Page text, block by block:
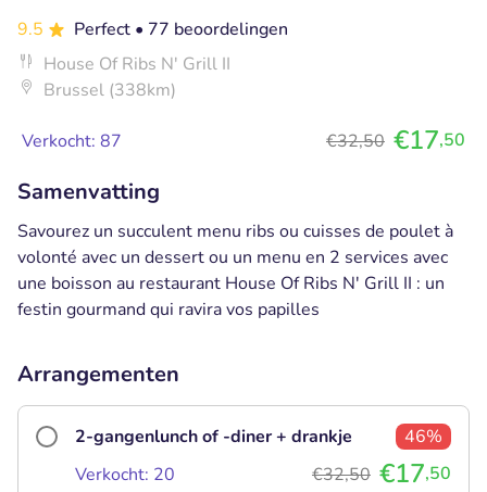
9.5 Perfect • 77 beoordelingen
House Of Ribs N' Grill II
Brussel (338km)
Verkocht: 87 €32,50 €17,50
Samenvatting
Savourez un succulent menu ribs ou cuisses de poulet à
volonté avec un dessert ou un menu en 2 services avec
une boisson au restaurant House Of Ribs N' Grill II : un
festin gourmand qui ravira vos papilles
Arrangementen
2-gangenlunch of -diner + drankje
46%
Verkocht: 20
€32,50 €17,50